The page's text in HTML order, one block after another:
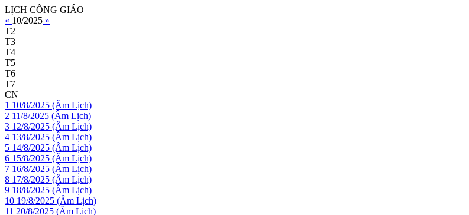
LỊCH CÔNG GIÁO
« 10/2025 »
T2
T3
T4
T5
T6
T7
CN
1 10/8/2025 (Âm Lịch)
2 11/8/2025 (Âm Lịch)
3 12/8/2025 (Âm Lịch)
4 13/8/2025 (Âm Lịch)
5 14/8/2025 (Âm Lịch)
6 15/8/2025 (Âm Lịch)
7 16/8/2025 (Âm Lịch)
8 17/8/2025 (Âm Lịch)
9 18/8/2025 (Âm Lịch)
10 19/8/2025 (Âm Lịch)
11 20/8/2025 (Âm Lịch)